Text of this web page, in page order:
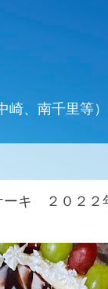
、南千里等）
ーキ ２０２